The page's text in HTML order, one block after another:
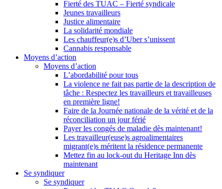
Fierté des TUAC – Fierté syndicale
Jeunes travailleurs
Justice alimentaire
La solidarité mondiale
Les chauffeur(e)s d’Uber s’unissent
Cannabis responsable
Moyens d’action
Moyens d’action
L’abordabilité pour tous
La violence ne fait pas partie de la description de
tâche : Respectez les travailleurs et travailleuses
en première ligne!
Faire de la Journée nationale de la vérité et de la
réconciliation un jour férié
Payer les congés de maladie dès maintenant!
Les travailleur(euse)s agroalimentaires
migrant(e)s méritent la résidence permanente
Mettez fin au lock-out du Heritage Inn dès
maintenant
Se syndiquer
Se syndiquer